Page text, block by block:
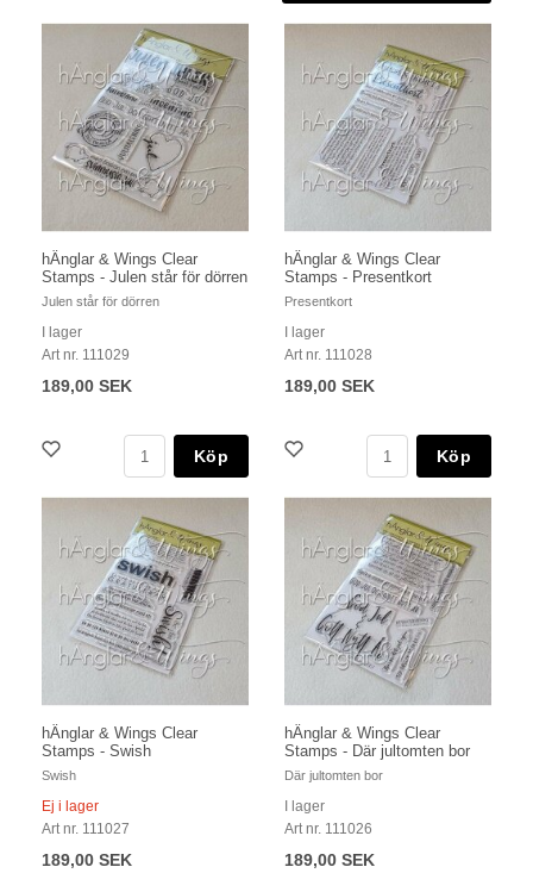
hÄnglar & Wings Clear
Stamps - Julen står för dörren
Julen står för dörren
I lager
Art nr. 111029
189,00 SEK
Köp
hÄnglar & Wings Clear
Stamps - Presentkort
Presentkort
I lager
Art nr. 111028
189,00 SEK
Köp
hÄnglar & Wings Clear
Stamps - Swish
Swish
Ej i lager
Art nr. 111027
189,00 SEK
hÄnglar & Wings Clear
Stamps - Där jultomten bor
Där jultomten bor
I lager
Art nr. 111026
189,00 SEK